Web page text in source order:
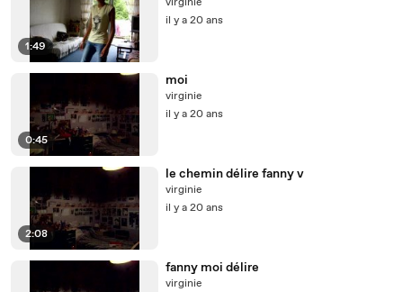
1:49
il y a 20 ans
0:45
moi
virginie
il y a 20 ans
2:08
le chemin délire fanny v
virginie
il y a 20 ans
fanny moi délire
virginie